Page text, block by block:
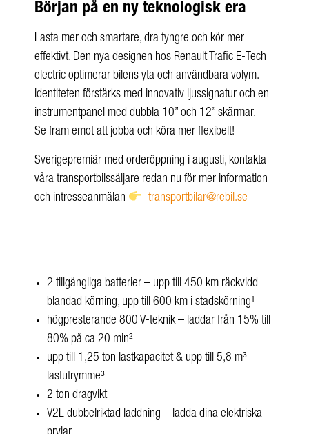
Början på en ny teknologisk era
Lasta mer och smartare, dra tyngre och kör mer
effektivt. Den nya designen hos Renault Trafic E-Tech
electric optimerar bilens yta och användbara volym.
Identiteten förstärks med innovativ ljussignatur och en
instrumentpanel med dubbla 10” och 12” skärmar. –
Se fram emot att jobba och köra mer flexibelt!
Sverigepremiär med orderöppning i augusti, kontakta
våra transportbilssäljare redan nu för mer information
och intresseanmälan
transportbilar@rebil.se
2 tillgängliga batterier – upp till 450 km räckvidd
blandad körning, upp till 600 km i stadskörning¹
högpresterande 800 V-teknik – laddar från 15% till
80% på ca 20 min²
upp till 1,25 ton lastkapacitet & upp till 5,8 m³
lastutrymme³
2 ton dragvikt
V2L dubbelriktad laddning – ladda dina elektriska